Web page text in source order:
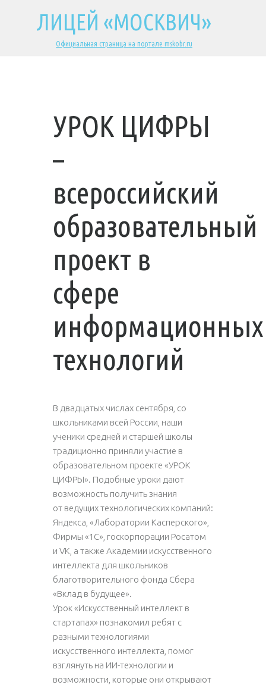
ЛИЦЕЙ «МОСКВИЧ»
Официальная страница на портале mskobr.ru
УРОК ЦИФРЫ
–
всероссийский
образовательный
проект в
сфере
информационных
технологий
В двадцатых числах сентября, со
школьниками всей России, наши
ученики средней и старшей школы
традиционно приняли участие в
образовательном проекте «УРОК
ЦИФРЫ». Подобные уроки дают
возможность получить знания
от ведущих технологических компаний:
Яндекса, «Лаборатории Касперского»,
Фирмы «1С», госкорпорации Росатом
и VK, а также Академии искусственного
интеллекта для школьников
благотворительного фонда Сбера
«Вклад в будущее».
Урок «Искусственный интеллект в
стартапах» познакомил ребят с
разными технологиями
искусственного интеллекта, помог
взглянуть на ИИ-технологии и
возможности, которые они открывают